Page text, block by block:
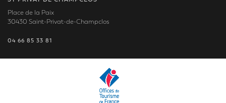
Place de la Paix
30430 Saint-Privat-de-Champclos
04 66 85 33 81